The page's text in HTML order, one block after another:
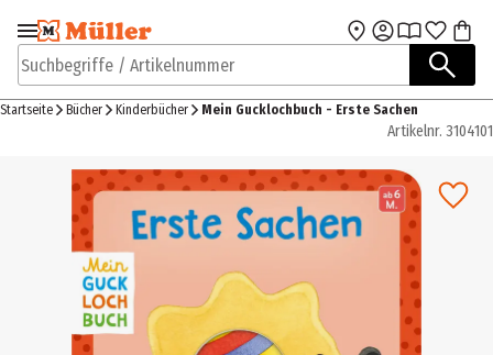
Zur Navigation
springen
Zum Hauptinhalt
Suchbegriffe / Artikelnummer
Startseite Bücher Kinderbücher Mein Gucklochbuch - Erste Sachen
Artikelnr. 3104101